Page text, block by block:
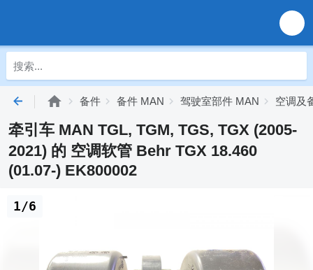
备件 备件 MAN 驾驶室部件 MAN 空调及
牵引车 MAN TGL, TGM, TGS, TGX (2005-
2021) 的 空调软管 Behr TGX 18.460
(01.07-) EK800002
1/6